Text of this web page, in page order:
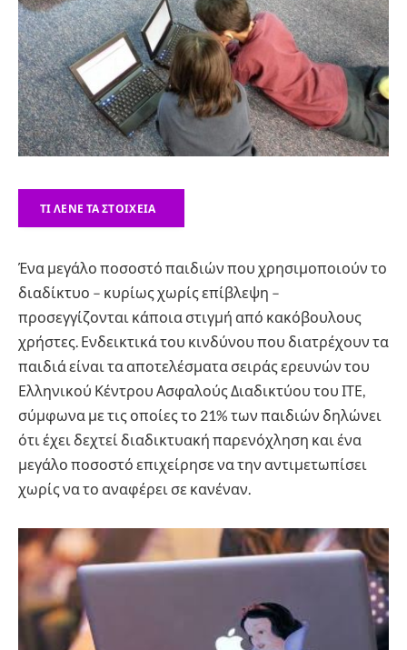
ΤΙ ΛΈΝΕ ΤΑ ΣΤΟΙΧΕΊΑ
Ένα μεγάλο ποσοστό παιδιών που χρησιμοποιούν το
διαδίκτυο – κυρίως χωρίς επίβλεψη –
προσεγγίζονται κάποια στιγμή από κακόβουλους
χρήστες. Ενδεικτικά του κινδύνου που διατρέχουν τα
παιδιά είναι τα αποτελέσματα σειράς ερευνών του
Ελληνικού Κέντρου Ασφαλούς Διαδικτύου του ΙΤΕ,
σύμφωνα με τις οποίες το 21% των παιδιών δηλώνει
ότι έχει δεχτεί διαδικτυακή παρενόχληση και ένα
μεγάλο ποσοστό επιχείρησε να την αντιμετωπίσει
χωρίς να το αναφέρει σε κανέναν.